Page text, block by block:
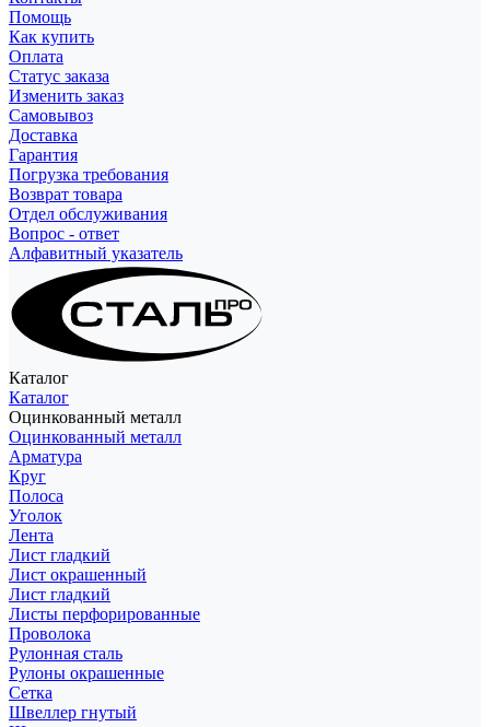
Помощь
Как купить
Оплата
Статус заказа
Изменить заказ
Самовывоз
Доставка
Гарантия
Погрузка требования
Возврат товара
Отдел обслуживания
Вопрос - ответ
Алфавитный указатель
Каталог
Каталог
Оцинкованный металл
Оцинкованный металл
Арматура
Круг
Полоса
Уголок
Лента
Лист гладкий
Лист окрашенный
Лист гладкий
Листы перфорированные
Проволока
Рулонная сталь
Рулоны окрашенные
Сетка
Швеллер гнутый